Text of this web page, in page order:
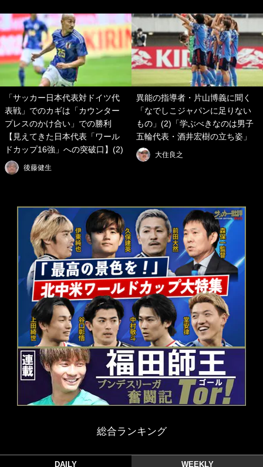
「サッカー日本代表対ドイツ代
表戦」でのカギは「カウンター
プレスのかけ合い」での勝利
【見えてきた日本代表「ワール
ドカップ16強」への突破口】(2)
後藤健生
異能の指導者・片山博義に聞く
「なでしこジャパンに足りない
もの」(2)「学ぶべきなのは男子
五輪代表・酒井宏樹の立ち姿」
大住良之
総合ランキング
DAILY WEEKLY